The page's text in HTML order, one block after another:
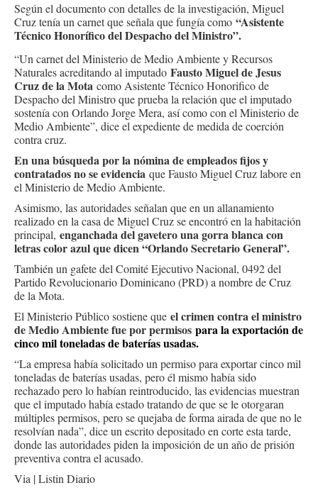
Según el documento con detalles de la investigación, Miguel
Cruz tenía un carnet que señala que fungía como “Asistente
Técnico Honorífico del Despacho del Ministro”.
“Un carnet del Ministerio de Medio Ambiente y Recursos
Naturales acreditando al imputado Fausto Miguel de Jesus
Cruz de la Mota como Asistente Técnico Honorifico de
Despacho del Ministro que prueba la relación que el imputado
sostenía con Orlando Jorge Mera, así como con el Ministerio de
Medio Ambiente”, dice el expediente de medida de coerción
contra cruz.
En una búsqueda por la nómina de empleados fijos y
contratados no se evidencia que Fausto Miguel Cruz labore en
el Ministerio de Medio Ambiente.
Asimismo, las autoridades señalan que en un allanamiento
realizado en la casa de Miguel Cruz se encontró en la habitación
principal, enganchada del gavetero una gorra blanca con
letras color azul que dicen “Orlando Secretario General”.
También un gafete del Comité Ejecutivo Nacional, 0492 del
Partido Revolucionario Dominicano (PRD) a nombre de Cruz
de la Mota.
El Ministerio Público sostiene que el crimen contra el ministro
de Medio Ambiente fue por permisos para la exportación de
cinco mil toneladas de baterías usadas.
“La empresa había solicitado un permiso para exportar cinco mil
toneladas de baterías usadas, pero él mismo había sido
rechazado pero lo habían reintroducido, las evidencias muestran
que el imputado había estado tratando de que se le otorgaran
múltiples permisos, pero se quejaba de forma airada de que no le
resolvían nada”, dice un escrito depositado en corte esta tarde,
donde las autoridades piden la imposición de un año de prisión
preventiva contra el acusado.
Via | Listin Diario